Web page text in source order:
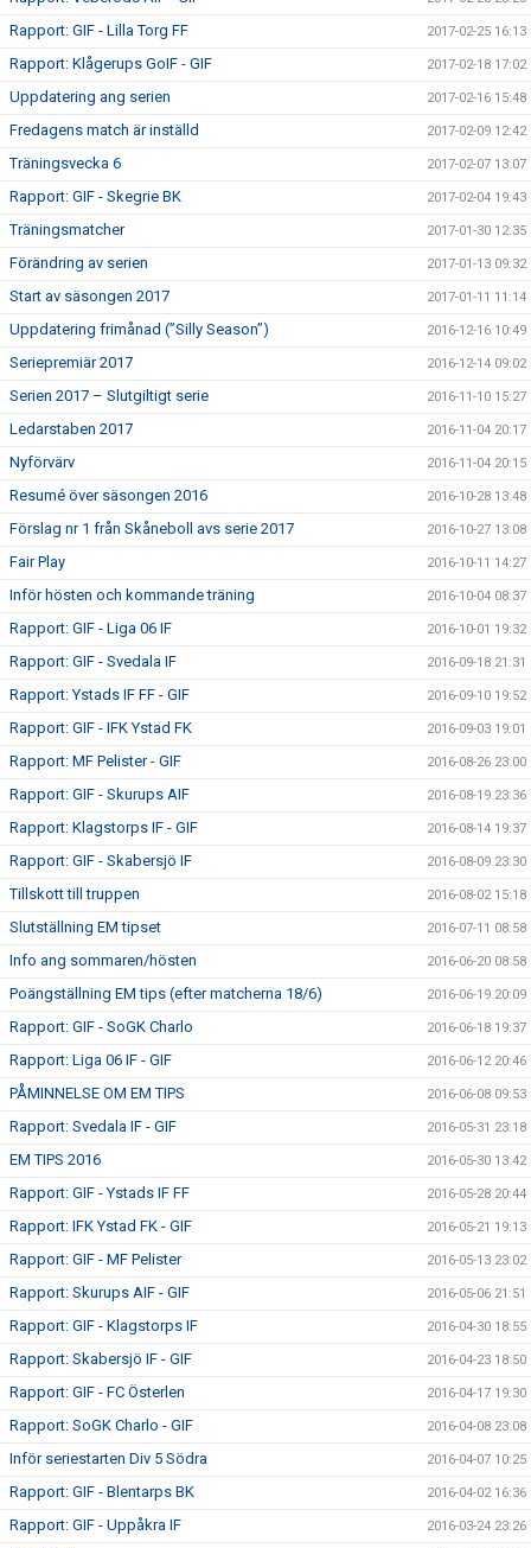
Rapport: GIF - Lilla Torg FF 2017-02-25 16:13
Rapport: Klågerups GoIF - GIF 2017-02-18 17:02
Uppdatering ang serien 2017-02-16 15:48
Fredagens match är inställd 2017-02-09 12:42
Träningsvecka 6 2017-02-07 13:07
Rapport: GIF - Skegrie BK 2017-02-04 19:43
Träningsmatcher 2017-01-30 12:35
Förändring av serien 2017-01-13 09:32
Start av säsongen 2017 2017-01-11 11:14
Uppdatering frimånad (”Silly Season”) 2016-12-16 10:49
Seriepremiär 2017 2016-12-14 09:02
Serien 2017 – Slutgiltigt serie 2016-11-10 15:27
Ledarstaben 2017 2016-11-04 20:17
Nyförvärv 2016-11-04 20:15
Resumé över säsongen 2016 2016-10-28 13:48
Förslag nr 1 från Skåneboll avs serie 2017 2016-10-27 13:08
Fair Play 2016-10-11 14:27
Inför hösten och kommande träning 2016-10-04 08:37
Rapport: GIF - Liga 06 IF 2016-10-01 19:32
Rapport: GIF - Svedala IF 2016-09-18 21:31
Rapport: Ystads IF FF - GIF 2016-09-10 19:52
Rapport: GIF - IFK Ystad FK 2016-09-03 19:01
Rapport: MF Pelister - GIF 2016-08-26 23:00
Rapport: GIF - Skurups AIF 2016-08-19 23:36
Rapport: Klagstorps IF - GIF 2016-08-14 19:37
Rapport: GIF - Skabersjö IF 2016-08-09 23:30
Tillskott till truppen 2016-08-02 15:18
Slutställning EM tipset 2016-07-11 08:58
Info ang sommaren/hösten 2016-06-20 08:58
Poängställning EM tips (efter matcherna 18/6) 2016-06-19 20:09
Rapport: GIF - SoGK Charlo 2016-06-18 19:37
Rapport: Liga 06 IF - GIF 2016-06-12 20:46
PÅMINNELSE OM EM TIPS 2016-06-08 09:53
Rapport: Svedala IF - GIF 2016-05-31 23:18
EM TIPS 2016 2016-05-30 13:42
Rapport: GIF - Ystads IF FF 2016-05-28 20:44
Rapport: IFK Ystad FK - GIF 2016-05-21 19:13
Rapport: GIF - MF Pelister 2016-05-13 23:02
Rapport: Skurups AIF - GIF 2016-05-06 21:51
Rapport: GIF - Klagstorps IF 2016-04-30 18:55
Rapport: Skabersjö IF - GIF 2016-04-23 18:50
Rapport: GIF - FC Österlen 2016-04-17 19:30
Rapport: SoGK Charlo - GIF 2016-04-08 23:08
Inför seriestarten Div 5 Södra 2016-04-07 10:25
Rapport: GIF - Blentarps BK 2016-04-02 16:36
Rapport: GIF - Uppåkra IF 2016-03-24 23:26